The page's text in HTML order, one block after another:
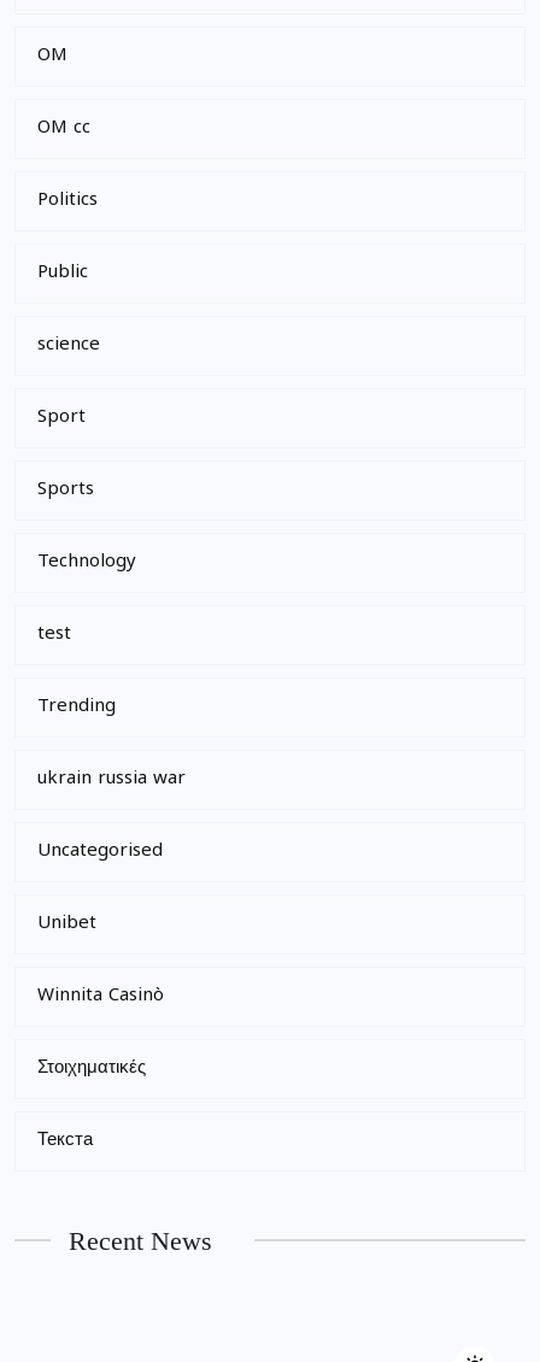
OM
OM cc
Politics
Public
science
Sport
Sports
Technology
test
Trending
ukrain russia war
Uncategorised
Unibet
Winnita Casinò
Στοιχηματικές
Текста
Recent News